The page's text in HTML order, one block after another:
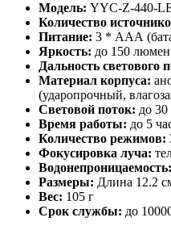
Модель: YYC-Z-440-
Количество
Питание: 3 * AAА
Яркость: до 150 люмен
Дальность светового
Материал корпуса:
(ударопрочный,
Световой поток: до
Время работы: до 5
Количество режимов:
Фокусировка луча:
Водонепроницаемость:
Размеры: Длина 12.2
Вес: 105 г
Срок службы: до